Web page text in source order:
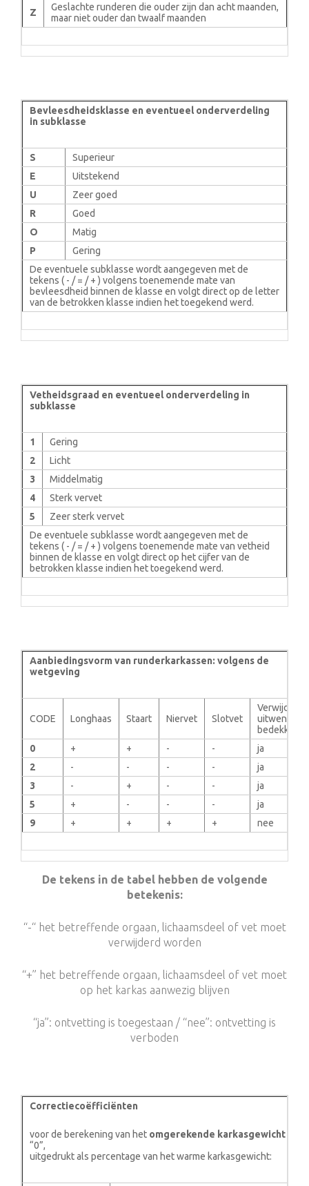
Z
Geslachte runderen die ouder zijn dan acht maanden,
maar niet ouder dan twaalf maanden
Bevleesdheidsklasse en eventueel onderverdeling
in subklasse
S
Superieur
E
Uitstekend
U
Zeer goed
R
Goed
O
Matig
P
Gering
De eventuele subklasse wordt aangegeven met de
tekens ( - / = / + ) volgens toenemende mate van
bevleesdheid binnen de klasse en volgt direct op de letter
van de betrokken klasse indien het toegekend werd.
Vetheidsgraad en eventueel onderverdeling in
subklasse
1
Gering
2
Licht
3
Middelmatig
4
Sterk vervet
5
Zeer sterk vervet
De eventuele subklasse wordt aangegeven met de
tekens ( - / = / + ) volgens toenemende mate van vetheid
binnen de klasse en volgt direct op het cijfer van de
betrokken klasse indien het toegekend werd.
Aanbiedingsvorm van runderkarkassen: volgens de
wetgeving
CODE Longhaas Staart Niervet Slotvet
uitwendig
0
+ + - -
ja
2
- - - -
ja
3
- + - -
ja
5
+ - - -
ja
9
+ + + + nee
De tekens in de tabel hebben de volgende
betekenis:
“-“ het betreffende orgaan, lichaamsdeel of vet moet
verwijderd worden
“+” het betreffende orgaan, lichaamsdeel of vet moet
op het karkas aanwezig blijven
“ja”: ontvetting is toegestaan / “nee”: ontvetting is
verboden
Correctiecoëfficiënten
voor de berekening van het omgerekende karkasgewicht
“0”,
uitgedrukt als percentage van het warme karkasgewicht: